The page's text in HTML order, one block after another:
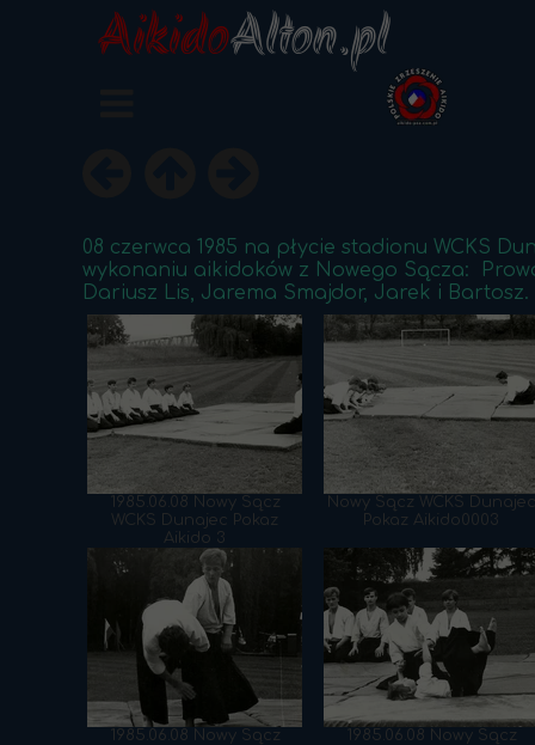
08 czerwca 1985 na płycie stadionu WCKS
wykonaniu aikidoków z Nowego Sącza:
Dariusz Lis, Jarema Smajdor, Jarek i
1985.06.08 Nowy Sącz
WCKS Dunajec Pokaz
Aikido 3
Nowy Sącz WCKS Dunajec
Pokaz Aikido0003
1985.06.08 Nowy Sącz
1985.06.08 Nowy Sącz
AikidoAlton.pl